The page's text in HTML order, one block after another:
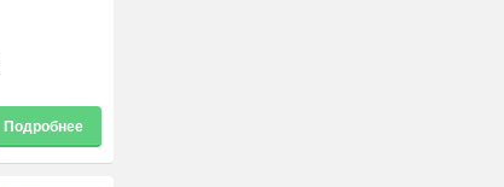
Подробнее